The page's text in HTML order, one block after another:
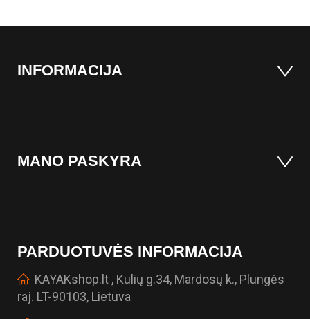
INFORMACIJA
MANO PASKYRA
PARDUOTUVĖS INFORMACIJA
KAYAKshop.lt , Kulių g.34, Mardosų k., Plungės
raj. LT-90103, Lietuva